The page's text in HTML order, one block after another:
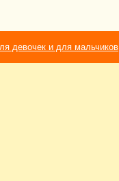
девочек и для мальчиков